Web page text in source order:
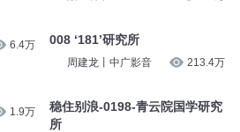
6.4万
1.9万
008 ‘181’研究所
周建龙丨中广影音 213.4万
稳住别浪-0198-青云院国学研究
所